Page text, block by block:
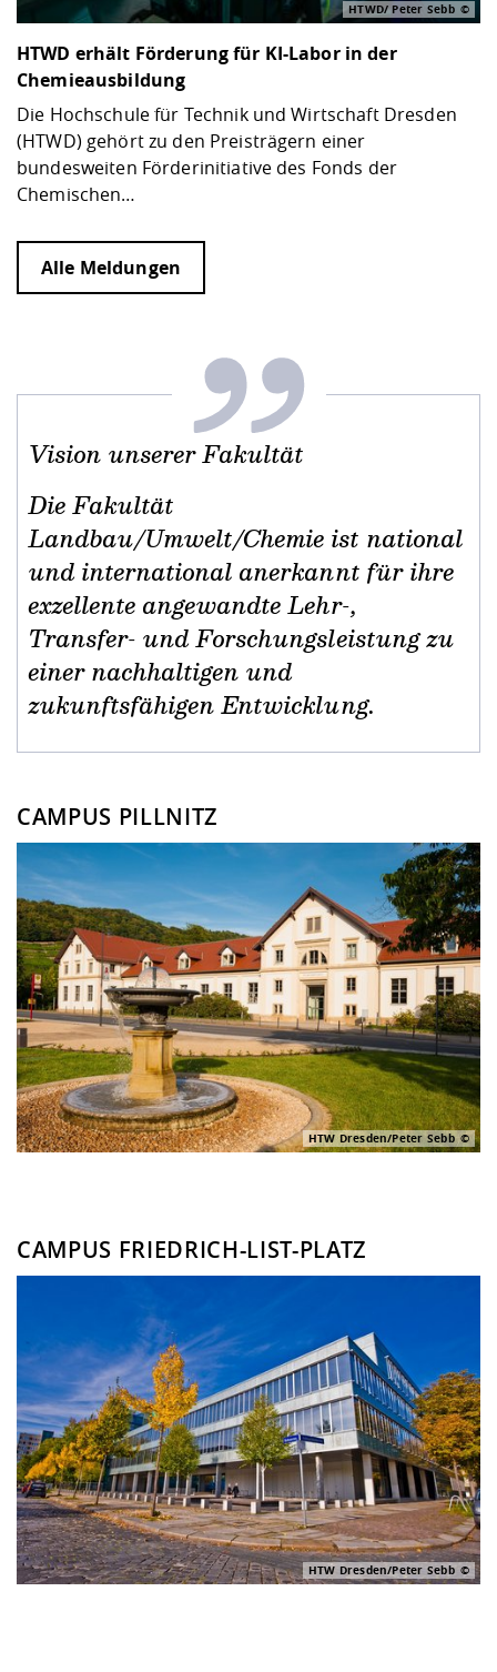
HTWD erhält Förderung für KI-Labor in der
Chemieausbildung
Die Hochschule für Technik und Wirtschaft Dresden
(HTWD) gehört zu den Preisträgern einer
bundesweiten Förderinitiative des Fonds der
Chemischen…
HTWD/ Peter Sebb
Alle Meldungen
Vision unserer Fakultät
Die Fakultät
Landbau/Umwelt/Chemie ist national
und international anerkannt für ihre
exzellente angewandte Lehr-,
Transfer- und Forschungsleistung zu
einer nachhaltigen und
zukunftsfähigen Entwicklung.
CAMPUS PILLNITZ
HTW Dresden/Peter Sebb
CAMPUS FRIEDRICH-LIST-PLATZ
HTW Dresden/Peter Sebb